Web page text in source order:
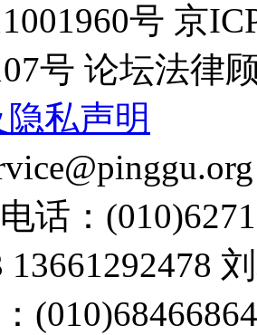
号 京
号 论坛法律
私声明
话：
13661292478